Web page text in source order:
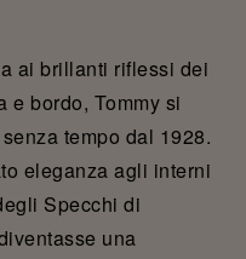
ai brillanti riflessi dei
e bordo, Tommy si
tempo dal 1928.
eleganza agli interni
Specchi di
una